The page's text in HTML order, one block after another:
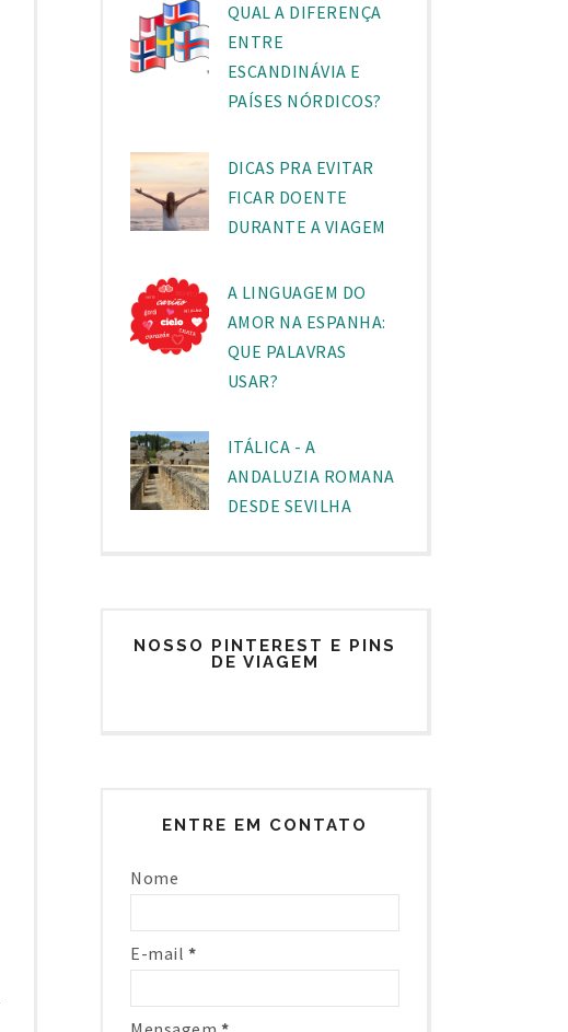
QUAL A DIFERENÇA
ENTRE
ESCANDINÁVIA E
PAÍSES NÓRDICOS?
DICAS PRA EVITAR
FICAR DOENTE
DURANTE A VIAGEM
A LINGUAGEM DO
AMOR NA ESPANHA:
QUE PALAVRAS
USAR?
ITÁLICA - A
ANDALUZIA ROMANA
DESDE SEVILHA
NOSSO PINTEREST E PINS
DE VIAGEM
ENTRE EM CONTATO
Nome
E-mail *